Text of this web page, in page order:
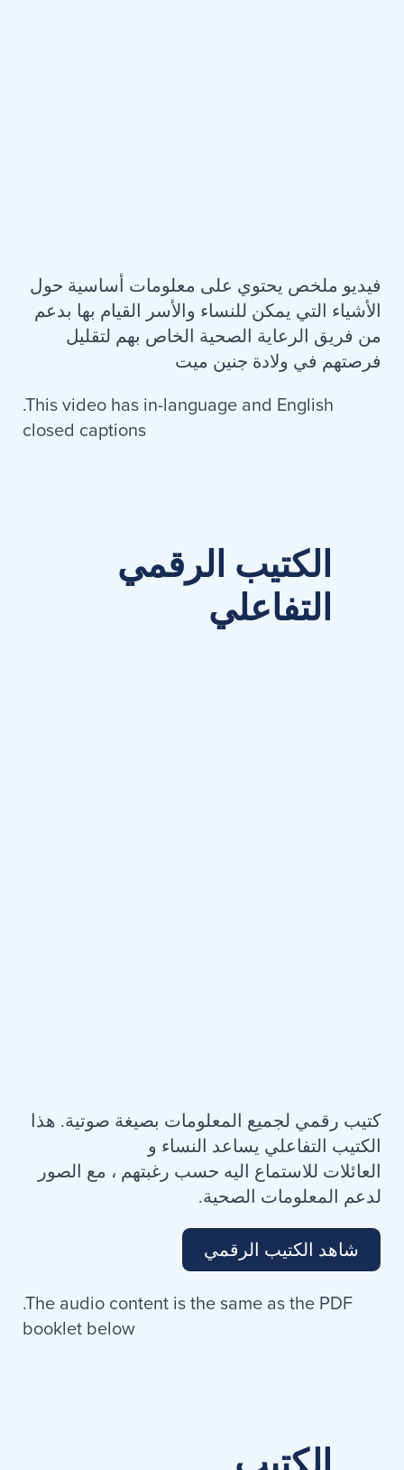
فيديو ملخص يحتوي على معلومات أساسية حول
الأشياء التي يمكن للنساء والأسر القيام بها بدعم
من فريق الرعاية الصحية الخاص بهم لتقليل
فرصتهم في ولادة جنين ميت
.This video has in-language and English
closed captions
الكتيب الرقمي
التفاعلي
كتيب رقمي لجميع المعلومات بصيغة صوتية. هذا
الكتيب التفاعلي يساعد النساء و
العائلات للاستماع اليه حسب رغبتهم ، مع الصور
لدعم المعلومات الصحية.
شاهد الكتيب الرقمي
.The audio content is the same as the PDF
booklet below